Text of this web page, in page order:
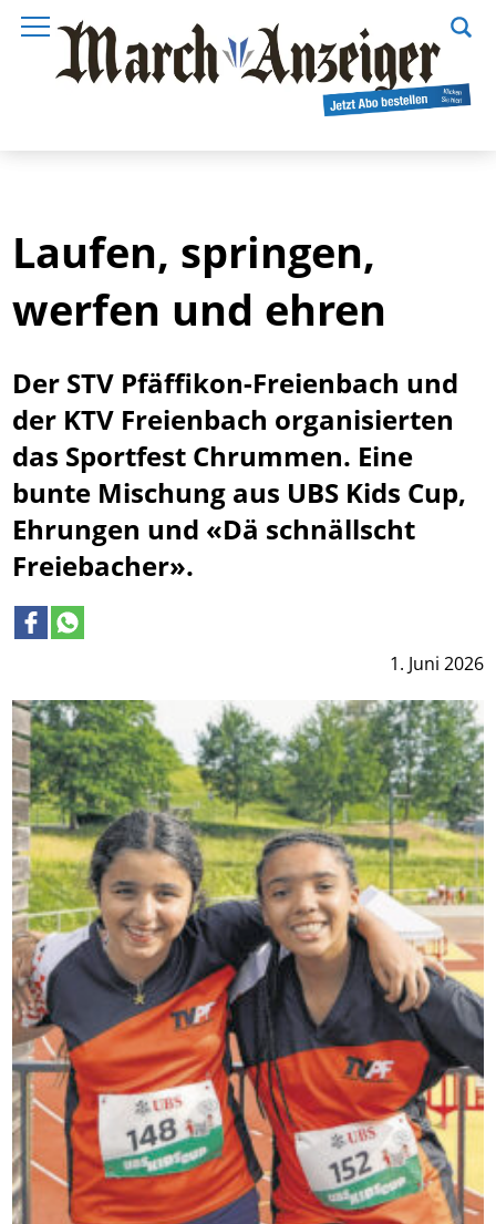
1. Juni 2026
Laufen, springen,
werfen und ehren
Der STV Pfäffikon-Freienbach und
der KTV Freienbach organisierten
das Sportfest Chrummen. Eine
bunte Mischung aus UBS Kids Cup,
Ehrungen und «Dä schnällscht
Freiebacher».